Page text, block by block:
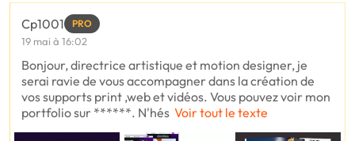
Cp1001 PRO
19 mai à 16:02
Bonjour, directrice artistique et motion designer, je
serai ravie de vous accompagner dans la création de
vos supports print ,web et vidéos. Vous pouvez voir mon
portfolio sur ******. N'hés Voir tout le texte